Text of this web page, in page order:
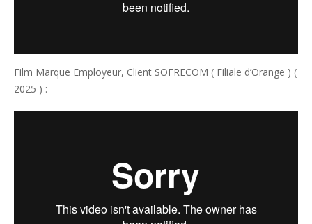
Film Marque Employeur, Client SOFRECOM ( Filiale d’Orange ) (
2025 ) :